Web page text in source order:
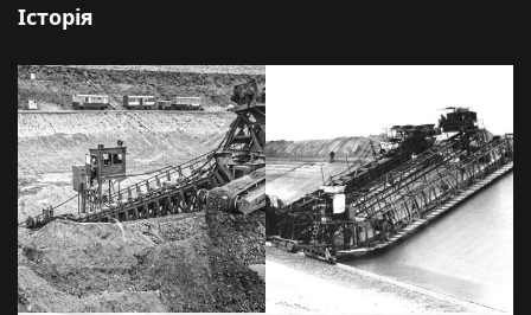
Історія